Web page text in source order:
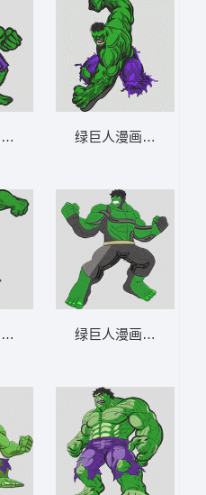
式
铁侠
色 无敌浩克 - 绿粉碎英雄-DST
色 无敌浩克 - 蹲伏的绿色粉碎
绿巨人漫画角色 无敌
绿巨人漫画角色 无敌